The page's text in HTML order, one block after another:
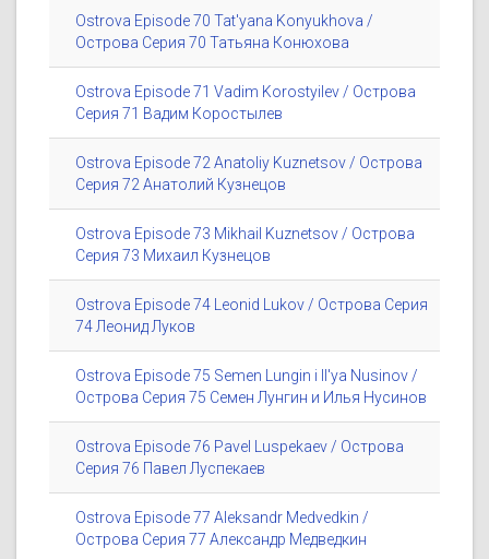
Ostrova Episode 70 Tat'yana Konyukhova /
Острова Серия 70 Татьяна Конюхова
Ostrova Episode 71 Vadim Korostyilev / Острова
Серия 71 Вадим Коростылев
Ostrova Episode 72 Anatoliy Kuznetsov / Острова
Серия 72 Анатолий Кузнецов
Ostrova Episode 73 Mikhail Kuznetsov / Острова
Серия 73 Михаил Кузнецов
Ostrova Episode 74 Leonid Lukov / Острова Серия
74 Леонид Луков
Ostrova Episode 75 Semen Lungin i Il'ya Nusinov /
Острова Серия 75 Семен Лунгин и Илья Нусинов
Ostrova Episode 76 Pavel Luspekaev / Острова
Серия 76 Павел Луспекаев
Ostrova Episode 77 Aleksandr Medvedkin /
Острова Серия 77 Александр Медведкин